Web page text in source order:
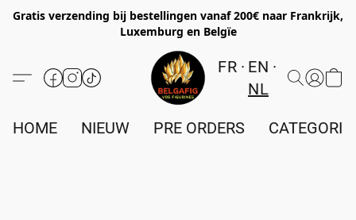
Gratis verzending bij bestellingen vanaf 200€ naar Frankrijk,
Luxemburg en Belgïe
FR
EN
NL
HOME NIEUW PRE ORDERS